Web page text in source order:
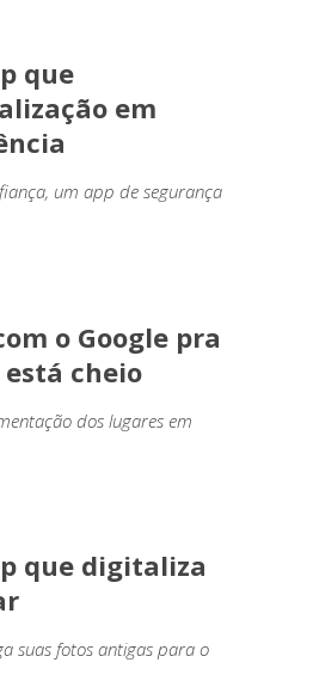
que
em
um app de segurança
o Google pra
cheio
dos lugares em
que digitaliza
suas fotos antigas para o